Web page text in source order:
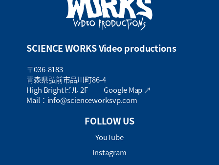
SCIENCE WORKS Video productions
〒036-8183
青森県弘前市品川町86-4
High Brightビル 2F
Google Map ↗
Mail：info@scienceworksvp.com
FOLLOW US
YouTube
Instagram